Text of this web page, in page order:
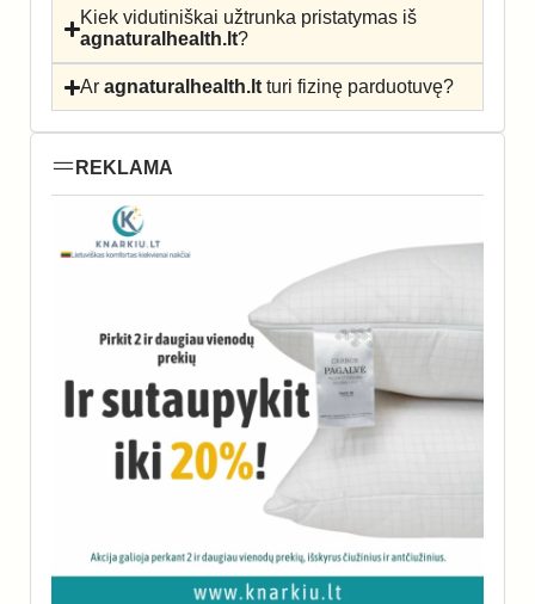
Kiek vidutiniškai užtrunka pristatymas iš
agnaturalhealth.lt?
Aragnaturalhealth.lt turi fizinę parduotuvę?
REKLAMA